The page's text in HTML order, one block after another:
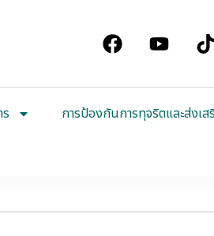
การป้องกันการทุจริตและส่งเ